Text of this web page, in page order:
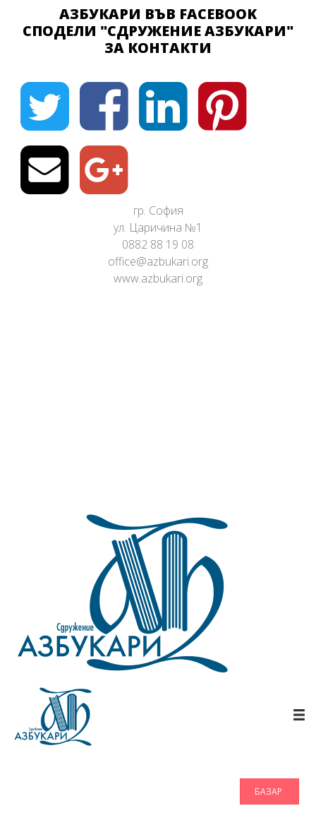
АЗБУКАРИ ВЪВ FACEBOOK
СПОДЕЛИ "СДРУЖЕНИЕ АЗБУКАРИ"
ЗА КОНТАКТИ
гр. София
ул. Царичина №1
0882 88 19 08
office@azbukari.org
www.azbukari.org
БАЗАР